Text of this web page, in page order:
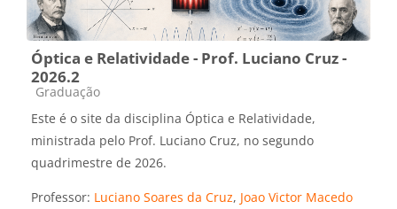
Óptica e Relatividade - Prof. Luciano Cruz -
2026.2
Categoria do curso
Graduação
Este é o site da disciplina Óptica e Relatividade,
ministrada pelo Prof. Luciano Cruz, no segundo
quadrimestre de 2026.
Professor: Luciano Soares da Cruz, Joao Victor Macedo